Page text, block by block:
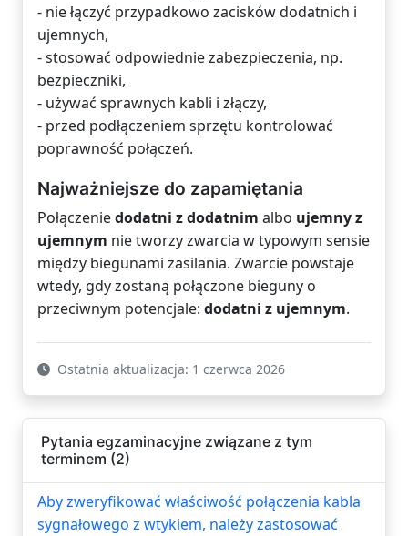
- nie łączyć przypadkowo zacisków dodatnich i
ujemnych,
- stosować odpowiednie zabezpieczenia, np.
bezpieczniki,
- używać sprawnych kabli i złączy,
- przed podłączeniem sprzętu kontrolować
poprawność połączeń.
Najważniejsze do zapamiętania
Połączeniedodatni z dodatnim albo ujemny z
ujemnym nie tworzy zwarcia w typowym sensie
między biegunami zasilania. Zwarcie powstaje
wtedy, gdy zostaną połączone bieguny o
przeciwnym potencjale: dodatni z ujemnym.
Ostatnia aktualizacja: 1 czerwca 2026
Pytania egzaminacyjne związane z tym
terminem (2)
Aby zweryfikować właściwość połączenia kabla
sygnałowego z wtykiem, należy zastosować